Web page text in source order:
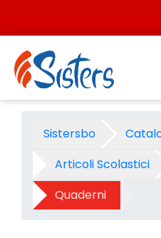
Quaderno A5
Sistersbo
Articoli Scolastici
Quaderni